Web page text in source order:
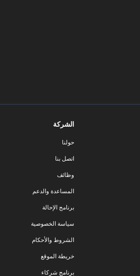
الشركة
حولنا
اتصل بنا
وظائف
المساعدة والدعم
برنامج الإحالة
سياسة الخصوصية
الشروط والأحكام
خريطة الموقع
برنامج شركاء